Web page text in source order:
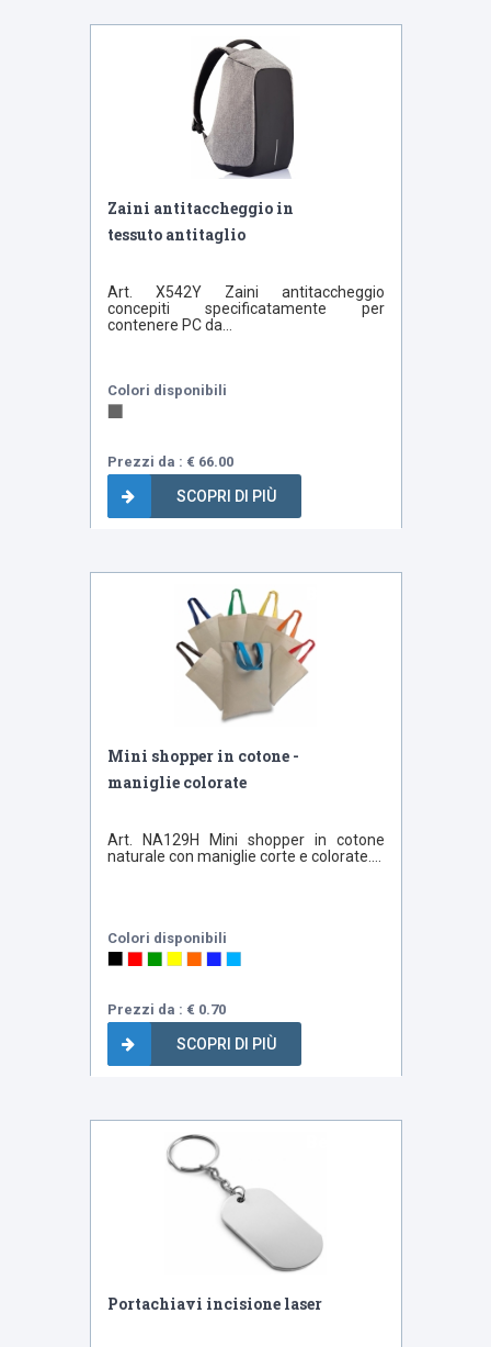
Zaini antitaccheggio in
tessuto antitaglio
Art. X542Y Zaini antitaccheggio
concepiti specificatamente per
contenere PC da...
Colori disponibili
Prezzi da : € 66.00
SCOPRI DI PIÙ
Mini shopper in cotone -
maniglie colorate
Art. NA129H Mini shopper in cotone
naturale con maniglie corte e colorate....
Colori disponibili
Prezzi da : € 0.70
SCOPRI DI PIÙ
Portachiavi incisione laser